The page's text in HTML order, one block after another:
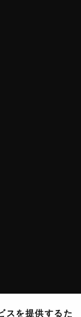
スを提供するた